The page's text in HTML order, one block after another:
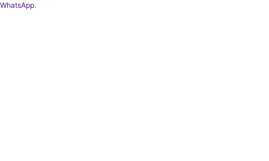
WhatsApp.